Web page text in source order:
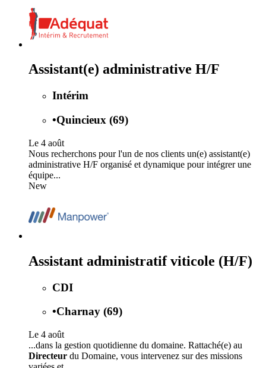
Assistant(e) administrative H/F
Intérim
•Quincieux (69)
Le 4 août
Nous recherchons pour l'un de nos clients un(e) assistant(e)
administrative H/F organisé et dynamique pour intégrer une
équipe...
New
Assistant administratif viticole (H/F)
CDI
•Charnay (69)
Le 4 août
...dans la gestion quotidienne du domaine. Rattaché(e) au
Directeur du Domaine, vous intervenez sur des missions